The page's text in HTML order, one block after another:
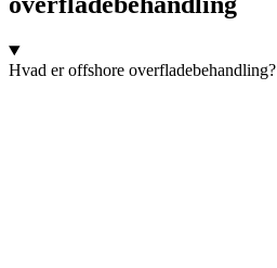
Hvad er offshore overfladebehandling?